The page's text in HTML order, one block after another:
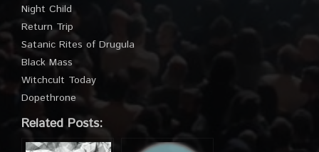
Night Child
Return Trip
Satanic Rites of Drugula
Black Mass
Witchcult Today
Dopethrone
Related Posts: